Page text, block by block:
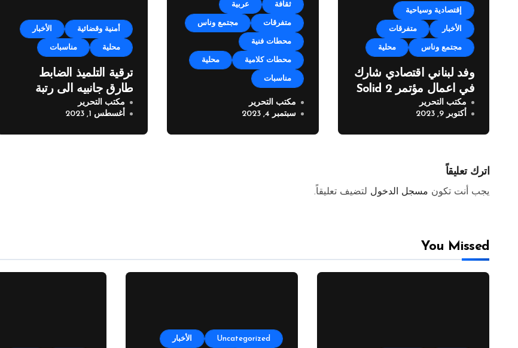
إقتصادية وسياحية
الأخبار متفرقات
مجتمع وناس محلية
وفد لبناني اقتصادي شارك
في اعمال مؤتمر Solid 2
مكتب التحرير
أكتوبر 9, 2023
ثقافة عربية
متفرقات مجتمع وناس
محطات فنية
محطات كلامية محلية
مناسبات
مهرجان زوق مكايل “بلدتنا
العيد” في نسخته الرابعة
مكتب التحرير
سبتمبر 4, 2023
أمنية وقضائية الأخبار
محلية مناسبات
ترقية التلميذ الضابط
طارق جانبيه الى رتبة
ملازم
مكتب التحرير
أغسطس 1, 2023
اترك تعليقاً
يجب أنت تكون مسجل الدخول لتضيف تعليقاً.
You Missed
Uncategorized الأخبار